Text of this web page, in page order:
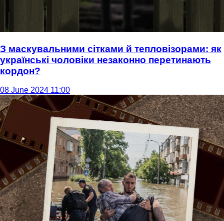
З маскувальними сітками й тепловізорами: як
українські чоловіки незаконно перетинають
кордон?
08 June 2024 11:00